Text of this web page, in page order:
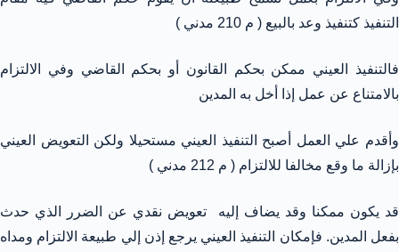
التنفيذ كتنفيذ وعد بالبيع ( م 210 مدني )
فالتنفيذ العيني ممكن بحكم القانون أو بحكم القاضي وفي الالتزام
بالامتناع عن عمل إذا أخل به المدين
وأقدم علي العمل أصبح التنفيذ العيني مستحيلا ولكن التعويض العيني
بإزالة ما وقع مخالفا للالتزام ( م 212 مدني )
قد يكون ممكنا وقد يضاف إليه تعويض نقدي عن الضرر الذي حدث
بفعل المدين. فإمكان التنفيذ العيني يرجع إذن إلي طبيعة الالتزام ومداه